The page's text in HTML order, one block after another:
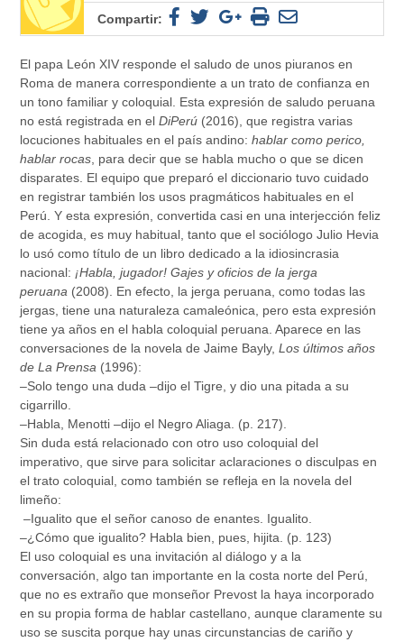
Compartir:
El papa León XIV responde el saludo de unos piuranos en
Roma de manera correspondiente a un trato de confianza en
un tono familiar y coloquial. Esta expresión de saludo peruana
no está registrada en elDiPerú (2016), que registra varias
locuciones habituales en el país andino: hablar como perico,
hablar rocas , para decir que se habla mucho o que se dicen
disparates. El equipo que preparó el diccionario tuvo cuidado
en registrar también los usos pragmáticos habituales en el
Perú. Y esta expresión, convertida casi en una interjección feliz
de acogida, es muy habitual, tanto que el sociólogo Julio Hevia
lo usó como título de un libro dedicado a la idiosincrasia
nacional: ¡Habla, jugador! Gajes y oficios de la jerga
peruana (2008). En efecto, la jerga peruana, como todas las
jergas, tiene una naturaleza camaleónica, pero esta expresión
tiene ya años en el habla coloquial peruana. Aparece en las
conversaciones de la novela de Jaime Bayly,Los últimos años
de La Prensa (1996):
–Solo tengo una duda –dijo el Tigre, y dio una pitada a su
cigarrillo.
–Habla, Menotti –dijo el Negro Aliaga. (p. 217).
Sin duda está relacionado con otro uso coloquial del
imperativo, que sirve para solicitar aclaraciones o disculpas en
el trato coloquial, como también se refleja en la novela del
limeño:
–Igualito que el señor canoso de enantes. Igualito.
–¿Cómo que igualito? Habla bien, pues, hijita. (p. 123)
El uso coloquial es una invitación al diálogo y a la
conversación, algo tan importante en la costa norte del Perú,
que no es extraño que monseñor Prevost la haya incorporado
en su propia forma de hablar castellano, aunque claramente su
uso se suscita porque hay unas circunstancias de cariño y